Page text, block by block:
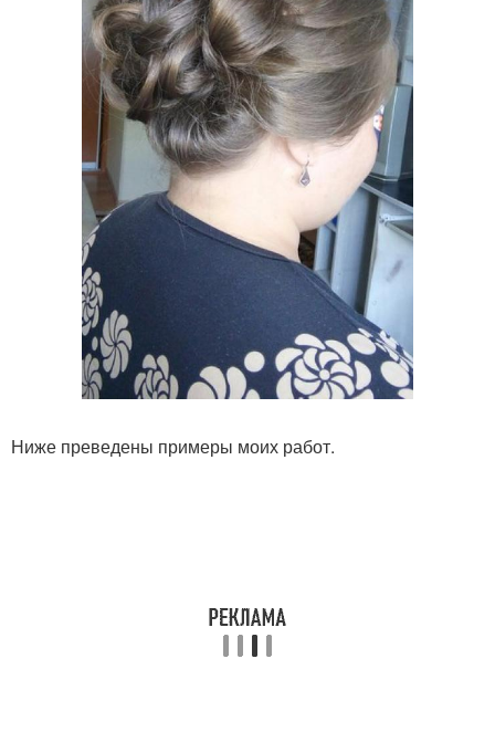
Ниже преведены примеры моих работ.